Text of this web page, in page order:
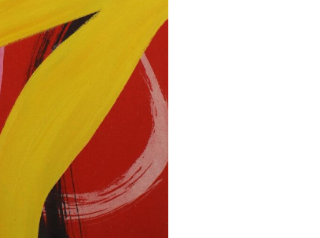
Zwecke der statistischen Analyse von
von enthaltenen Links und der
Weitere Informationen finden Sie in
galerie.com/datenschutz/. Die
widerruflich – per E-Mail an unsere im
galerie.com/impressum/ oder durch
in der jeweiligen Nachricht.